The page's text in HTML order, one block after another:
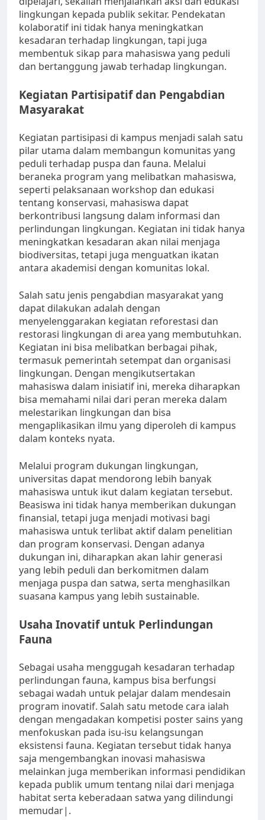
lingkungan kepada publik sekitar. Pendekatan
kolaboratif ini tidak hanya meningkatkan
kesadaran terhadap lingkungan, tapi juga
membentuk sikap para mahasiswa yang peduli
dan bertanggung jawab terhadap lingkungan.
Kegiatan Partisipatif dan Pengabdian
Masyarakat
Kegiatan partisipasi di kampus menjadi salah satu
pilar utama dalam membangun komunitas yang
peduli terhadap puspa dan fauna. Melalui
beraneka program yang melibatkan mahasiswa,
seperti pelaksanaan workshop dan edukasi
tentang konservasi, mahasiswa dapat
berkontribusi langsung dalam informasi dan
perlindungan lingkungan. Kegiatan ini tidak hanya
meningkatkan kesadaran akan nilai menjaga
biodiversitas, tetapi juga menguatkan ikatan
antara akademisi dengan komunitas lokal.
Salah satu jenis pengabdian masyarakat yang
dapat dilakukan adalah dengan
menyelenggarakan kegiatan reforestasi dan
restorasi lingkungan di area yang membutuhkan.
Kegiatan ini bisa melibatkan berbagai pihak,
termasuk pemerintah setempat dan organisasi
lingkungan. Dengan mengikutsertakan
mahasiswa dalam inisiatif ini, mereka diharapkan
bisa memahami nilai dari peran mereka dalam
melestarikan lingkungan dan bisa
mengaplikasikan ilmu yang diperoleh di kampus
dalam konteks nyata.
Melalui program dukungan lingkungan,
universitas dapat mendorong lebih banyak
mahasiswa untuk ikut dalam kegiatan tersebut.
Beasiswa ini tidak hanya memberikan dukungan
finansial, tetapi juga menjadi motivasi bagi
mahasiswa untuk terlibat aktif dalam penelitian
dan program konservasi. Dengan adanya
dukungan ini, diharapkan akan lahir generasi
yang lebih peduli dan berkomitmen dalam
menjaga puspa dan satwa, serta menghasilkan
suasana kampus yang lebih sustainable.
Usaha Inovatif untuk Perlindungan
Fauna
Sebagai usaha menggugah kesadaran terhadap
perlindungan fauna, kampus bisa berfungsi
sebagai wadah untuk pelajar dalam mendesain
program inovatif. Salah satu metode cara ialah
dengan mengadakan kompetisi poster sains yang
menfokuskan pada isu-isu kelangsungan
eksistensi fauna. Kegiatan tersebut tidak hanya
saja mengembangkan inovasi mahasiswa
melainkan juga memberikan informasi pendidikan
kepada publik umum tentang nilai dari menjaga
habitat serta keberadaan satwa yang dilindungi
memudar|.